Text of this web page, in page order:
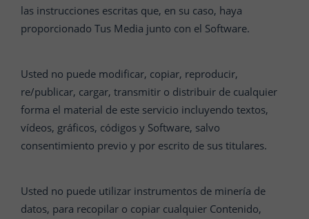
las instrucciones escritas que, en su caso, haya
proporcionado Tus Media junto con el Software.
Usted no puede modificar, copiar, reproducir,
re/publicar, cargar, transmitir o distribuir de cualquier
forma el material de este servicio incluyendo textos,
vídeos, gráficos, códigos y Software, salvo
consentimiento previo y por escrito de sus titulares.
Usted no puede utilizar instrumentos de minería de
datos, para recopilar o copiar cualquier Contenido,